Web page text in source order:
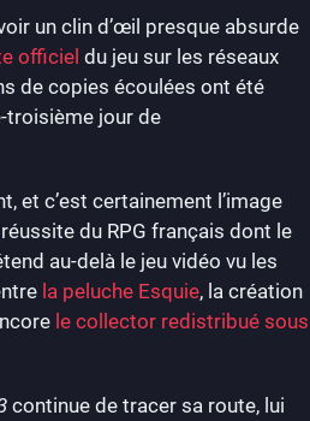
un clin d’œil presque absurde
officiel du jeu sur les réseaux
de copies écoulées ont été
troisième jour de
et c’est certainement l’image
du RPG français dont le
au-delà le jeu vidéo vu les
la peluche Esquie, la création
le collector redistribué sous
continue de tracer sa route, lui